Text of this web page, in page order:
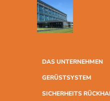
DAS UNTERNEHMEN
GERÜSTSYSTEM
SICHERHEITS